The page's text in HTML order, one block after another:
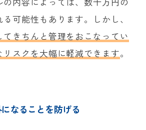
可能性もあります。しかし、
きちんと管理をおこなってい
スクを大幅に軽減できます。
なることを防げる